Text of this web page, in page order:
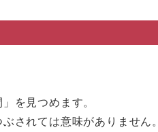
を見つめます。
されては意味がありません。